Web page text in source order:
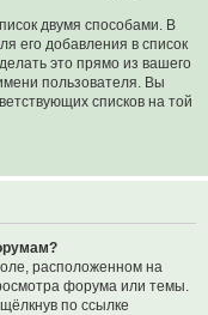
двумя способами. В
его добавления в список
это прямо из вашего
пользователя. Вы
списков на той
расположенном на
форума или темы.
по ссылке